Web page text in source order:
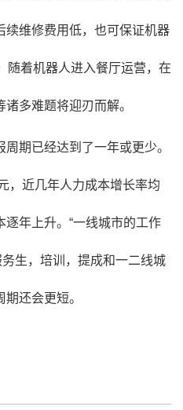
续维修费用低，也可保证机器
随着机器人进入餐厅运营，在
多难题将迎刃而解。
期已经达到了一年或更少。
，近几年人力成本增长率均
年上升。“一线城市的工作
生，培训，提成和一二线城
还会更短。